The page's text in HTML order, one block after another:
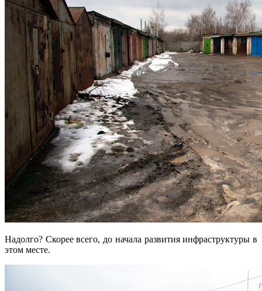
Надолго? Скорее всего, до начала развития инфраструктуры в
этом месте.